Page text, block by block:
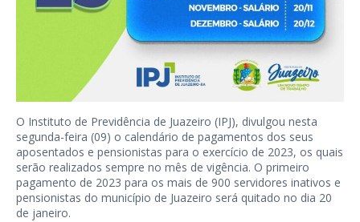
O Instituto de Previdência de Juazeiro (IPJ), divulgou nesta
segunda-feira (09) o calendário de pagamentos dos seus
aposentados e pensionistas para o exercício de 2023, os quais
serão realizados sempre no mês de vigência. O primeiro
pagamento de 2023 para os mais de 900 servidores inativos e
pensionistas do município de Juazeiro será quitado no dia 20
de janeiro.